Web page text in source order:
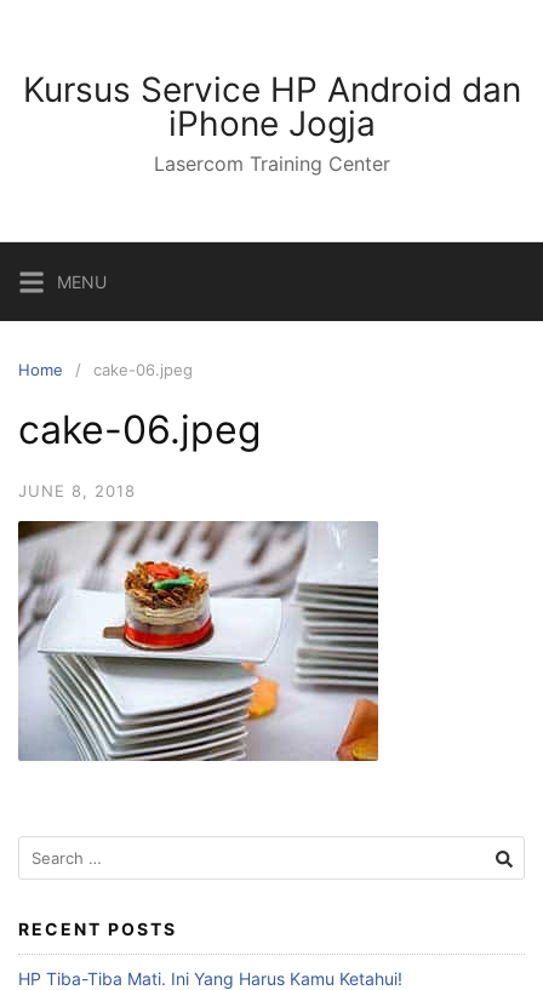
Kursus Service HP Android dan
iPhone Jogja
Lasercom Training Center
MENU
Home cake-06.jpeg
cake-06.jpeg
JUNE 8, 2018
RECENT POSTS
HP Tiba-Tiba Mati. Ini Yang Harus Kamu Ketahui!